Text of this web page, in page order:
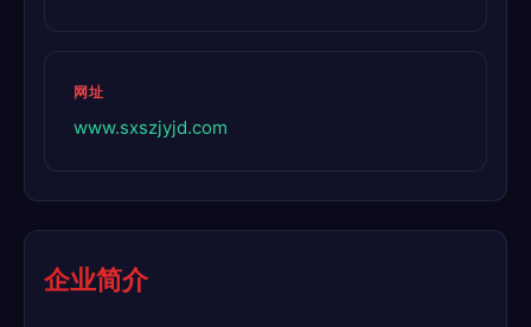
网址
www.sxszjyjd.com
企业简介